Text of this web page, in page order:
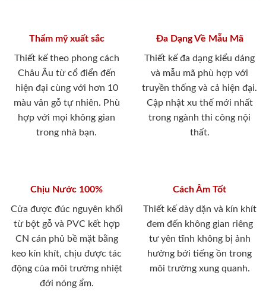
Thẩm mỹ xuất sắc
Thiết kế theo phong cách
Châu Âu từ cổ điển đến
hiện đại cùng với hơn 10
màu vân gỗ tự nhiên. Phù
hợp với mọi không gian
trong nhà bạn.
Đa Dạng Về Mẫu Mã
Thiết kế đa dạng kiểu dáng
và mẫu mã phù hợp với
truyền thống và cả hiện đại.
Cập nhật xu thế mới nhất
trong ngành thi công nội
thất.
Chịu Nước 100%
Cửa được đúc nguyên khối
từ bột gỗ và PVC kết hợp
CN cán phủ bề mặt bằng
keo kín khít, chịu được tác
động của môi trường nhiệt
đới nóng ẩm.
Cách Âm Tốt
Thiết kế dày dặn và kín khít
đem đến không gian riêng
tư yên tĩnh không bị ảnh
hưởng bới tiếng ồn trong
môi trường xung quanh.